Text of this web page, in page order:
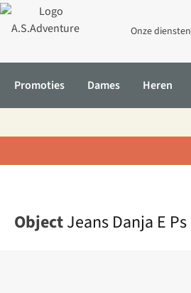
Onze diensten
Promoties Dames Heren
ObjectJeans Danja E Ps